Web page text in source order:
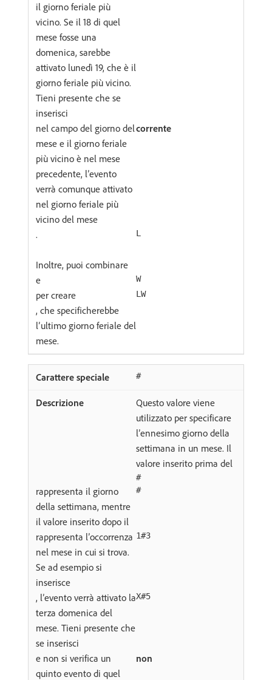
il giorno feriale più
vicino. Se il 18 di quel
mese fosse una
domenica, sarebbe
attivato lunedì 19, che è il
giorno feriale più vicino.
Tieni presente che se
inserisci
nel campo del giorno del
mese e il giorno feriale
più vicino è nel mese
precedente, l’evento
verrà comunque attivato
nel giorno feriale più
vicino del mese
corrente
.
Inoltre, puoi combinare
L
e W
per creare LW
, che specificherebbe
l’ultimo giorno feriale del
mese.
#
Questo valore viene
utilizzato per specificare
l’ennesimo giorno della
settimana in un mese. Il
valore inserito prima del
#
rappresenta il giorno
della settimana, mentre
il valore inserito dopo il
#
rappresenta l’occorrenza
nel mese in cui si trova.
Se ad esempio si
inserisce
1#3
, l’evento verrà attivato la
terza domenica del
mese. Tieni presente che
se inserisci
X#5
e non si verifica un
quinto evento di quel
non